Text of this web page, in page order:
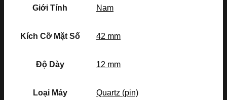
Giới Tính Nam
Kích Cỡ Mặt Số 42 mm
Độ Dày 12 mm
Loại Máy Quartz (pin)